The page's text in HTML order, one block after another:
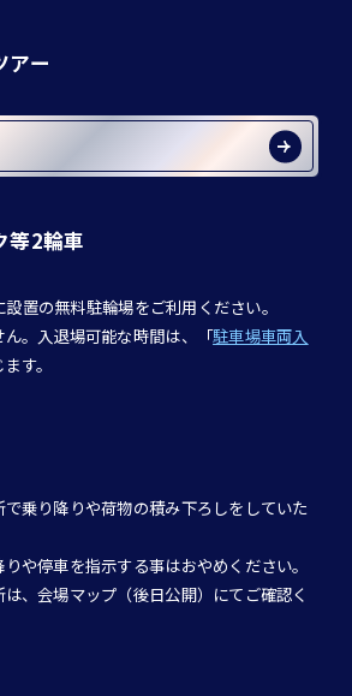
アー
等2輪車
置の無料駐輪場をご利用ください。
。入退場可能な時間は、「駐車場車両入
す。
乗り降りや荷物の積み下ろしをしていた
や停車を指示する事はおやめください。
、会場マップ（後日公開）にてご確認く